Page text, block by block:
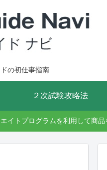
の初仕事指南
２次試験攻略法
イトプログラムを利用して商品